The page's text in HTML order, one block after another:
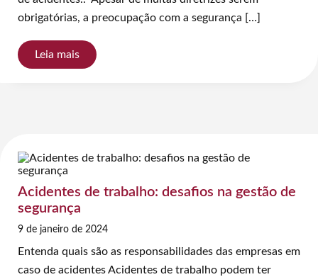
obrigatórias, a preocupação com a segurança […]
Leia mais
Acidentes de trabalho: desafios na gestão de
segurança
9 de janeiro de 2024
Entenda quais são as responsabilidades das empresas em
caso de acidentes Acidentes de trabalho podem ter